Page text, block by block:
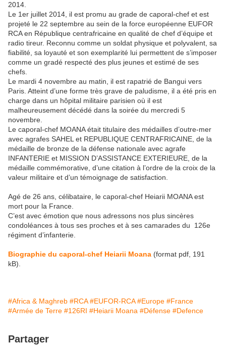
2014.
Le 1er juillet 2014, il est promu au grade de caporal-chef et est
projeté le 22 septembre au sein de la force européenne EUFOR
RCA en République centrafricaine en qualité de chef d’équipe et
radio tireur. Reconnu comme un soldat physique et polyvalent, sa
fiabilité, sa loyauté et son exemplarité lui permettent de s’imposer
comme un gradé respecté des plus jeunes et estimé de ses
chefs.
Le mardi 4 novembre au matin, il est rapatrié de Bangui vers
Paris. Atteint d’une forme très grave de paludisme, il a été pris en
charge dans un hôpital militaire parisien où il est
malheureusement décédé dans la soirée du mercredi 5
novembre.
Le caporal-chef MOANA était titulaire des médailles d’outre-mer
avec agrafes SAHEL et REPUBLIQUE CENTRAFRICAINE, de la
médaille de bronze de la défense nationale avec agrafe
INFANTERIE et MISSION D’ASSISTANCE EXTERIEURE, de la
médaille commémorative, d’une citation à l’ordre de la croix de la
valeur militaire et d’un témoignage de satisfaction.
Agé de 26 ans, célibataire, le caporal-chef Heiarii MOANA est
mort pour la France.
C’est avec émotion que nous adressons nos plus sincères
condoléances à tous ses proches et à ses camarades du 126e
régiment d’infanterie.
Biographie du caporal-chef Heiarii Moana (format pdf, 191
kB).
#Africa & Maghreb #RCA #EUFOR-RCA #Europe #France
#Armée de Terre #126RI #Heiarii Moana #Défense #Defence
Partager